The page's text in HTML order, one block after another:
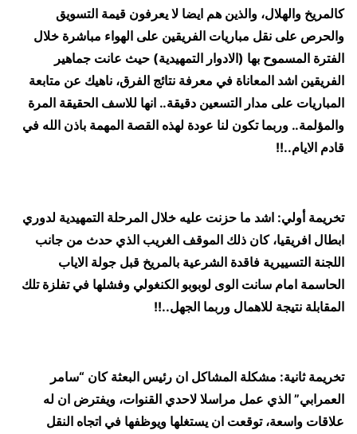
كالمريخ والهلال، والذين هم ايضا لا يعرفون قيمة التسويق
والحرص على نقل مباريات الفريقين على الهواء مباشرة خلال
الفترة المسموح بها (الادوار التمهيدية) حيث عانت جماهير
الفريقين اشد المعاناة في معرفة نتائج الفرق، ناهيك عن متابعة
المباريات على مدار التسعين دقيقة.. انها للاسف الحقيقة المرة
والمؤلمة.. وربما تكون لنا عودة لهذه القصة المهمة باذن الله في
قادم الايام..!!
تخريمة أولي: اشد ما حزنت عليه خلال المرحلة التمهيدية لدوري
ابطال افريقيا، كان ذلك الموقف الغريب الذي حدث من جانب
اللجنة التسييرية فاقدة الشرعية بالمريخ قبل جولة الاياب
الحاسمة امام سانت الوى لوبوبو الكنغولي وفشلها في تفلزة تلك
المقابلة نتيجة للاهمال وربما الجهل..!!
تخريمة ثانية: مشكلة المشاكل ان رئيس البعثة كان “سامر
العمرابي” الذي عمل مراسلا لاحدي القنوات، ويفترض ان له
علاقات واسعة، توقعت ان يستغلها ويوظفها في اتجاه النقل